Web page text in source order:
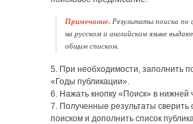
Примечание. Результаты поиска по
на русском и английском языке
общим списком.
5. При необходимости, заполнить
«Годы публикации».
6. Нажать кнопку «Поиск» в нижней
7. Полученные результаты сверить
поиском и дополнить список